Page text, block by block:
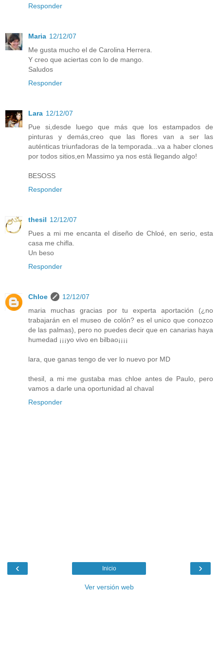
Responder
Maria 12/12/07
Me gusta mucho el de Carolina Herrera.
Y creo que aciertas con lo de mango.
Saludos
Responder
Lara 12/12/07
Pue si,desde luego que más que los estampados de
pinturas y demás,creo que las flores van a ser las
auténticas triunfadoras de la temporada...va a haber clones
por todos sitios,en Massimo ya nos está llegando algo!
BESOSS
Responder
thesil 12/12/07
Pues a mi me encanta el diseño de Chloé, en serio, esta
casa me chifla.
Un beso
Responder
Chloe
12/12/07
maria muchas gracias por tu experta aportación (¿no
trabajarán en el museo de colón? es el unico que conozco
de las palmas), pero no puedes decir que en canarias haya
humedad ¡¡¡yo vivo en bilbao¡¡¡¡
lara, que ganas tengo de ver lo nuevo por MD
thesil, a mi me gustaba mas chloe antes de Paulo, pero
vamos a darle una oportunidad al chaval
Responder
‹ ›
Inicio
Ver versión web